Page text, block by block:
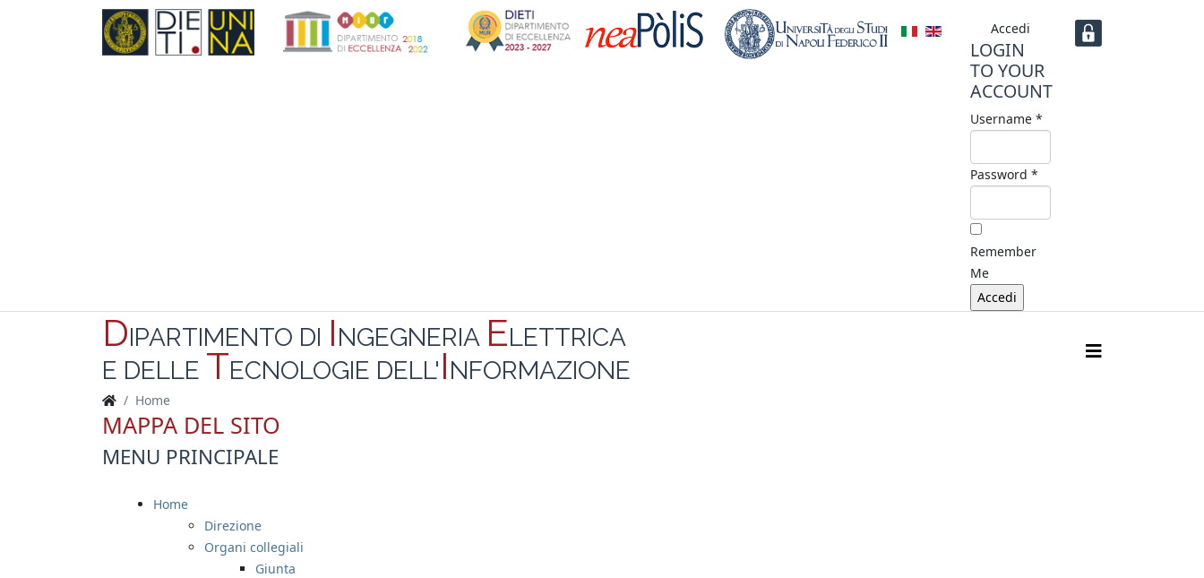
Accedi
LOGIN
TO YOUR
ACCOUNT
Username *
Password *
Remember
Me
DIPARTIMENTO DI INGEGNERIA ELETTRICA
E DELLE TECNOLOGIE DELL'INFORMAZIONE
Home
MAPPA DEL SITO
MENU PRINCIPALE
Home
Direzione
Organi collegiali
Giunta